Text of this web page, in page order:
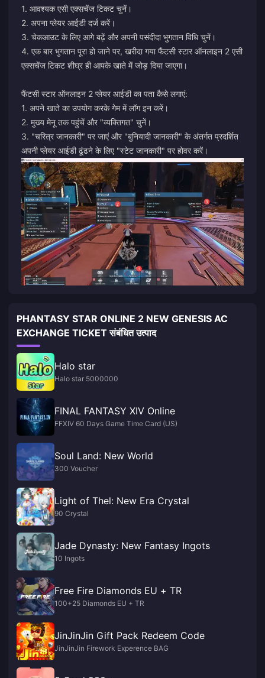
1. आवश्यक एसी एक्सचेंज टिकट चुनें।
2. अपना प्लेयर आईडी दर्ज करें।
3. चेकआउट के लिए आगे बढ़ें और अपनी पसंदीदा भुगतान विधि चुनें।
4. एक बार भुगतान पूरा हो जाने पर, खरीदा गया फैंटसी स्टार ऑनलाइन 2 एसी
एक्सचेंज टिकट शीघ्र ही आपके खाते में जोड़ दिया जाएगा।
फैंटसी स्टार ऑनलाइन 2 प्लेयर आईडी का पता कैसे लगाएं:
1. अपने खाते का उपयोग करके गेम में लॉग इन करें।
2. मुख्य मेनू तक पहुंचें और "व्यक्तिगत" चुनें।
3. "चरित्र जानकारी" पर जाएं और "बुनियादी जानकारी" के अंतर्गत प्रदर्शित
अपनी प्लेयर आईडी ढूंढने के लिए "स्टेट जानकारी" पर होवर करें।
PHANTASY STAR ONLINE 2 NEW GENESIS AC
EXCHANGE TICKET संबंधित उत्पाद
Halo star
Halo star 5000000
FINAL FANTASY XIV Online
FFXIV 60 Days Game Time Card (US)
Soul Land: New World
300 Voucher
Light of Thel: New Era Crystal
90 Crystal
Jade Dynasty: New Fantasy Ingots
10 Ingots
Free Fire Diamonds EU + TR
100+25 Diamonds EU + TR
JinJinJin Gift Pack Redeem Code
JinJinJin Firework Experence BAG